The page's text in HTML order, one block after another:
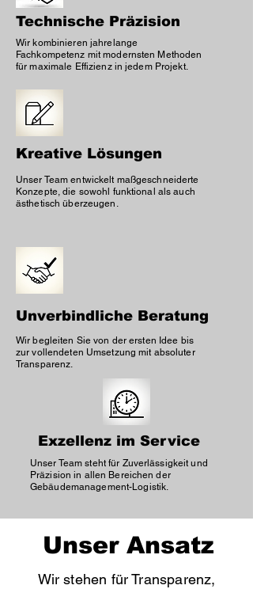
Technische Präzision
Wir kombinieren jahrelange
Fachkompetenz mit modernsten Methoden
für maximale Effizienz in jedem Projekt.
Kreative Lösungen
Unser Team entwickelt maßgeschneiderte
Konzepte, die sowohl funktional als auch
ästhetisch überzeugen.
Unverbindliche Beratung
Wir begleiten Sie von der ersten Idee bis
zur vollendeten Umsetzung mit absoluter
Transparenz.
Exzellenz im Service
Unser Team steht für Zuverlässigkeit und
Präzision in allen Bereichen der
Gebäudemanagement-Logistik.
Unser Ansatz
Wir stehen für Transparenz,